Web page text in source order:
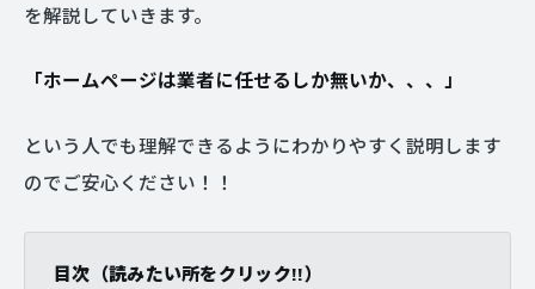
を解説していきます。
「ホームページは業者に任せるしか無いか、、、」
という人でも理解できるようにわかりやすく説明します
のでご安心ください！！
目次（読みたい所をクリック!!）